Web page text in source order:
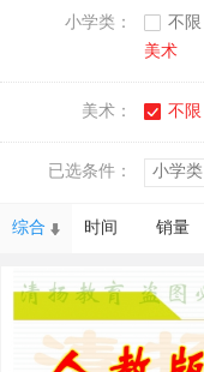
小学类： 不限
美术
美术： 不限
已选条件： 小学类
综合 时间 销量